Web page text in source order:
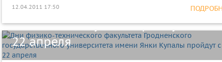
12.04.2011 17:50
государственного университета
имени Янки Купалы пройдут с 12
22 апреля